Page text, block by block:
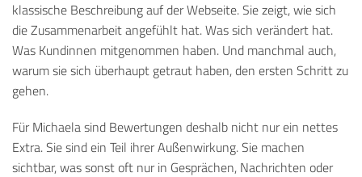
klassische Beschreibung auf der Webseite. Sie zeigt, wie sich
die Zusammenarbeit angefühlt hat. Was sich verändert hat.
Was Kundinnen mitgenommen haben. Und manchmal auch,
warum sie sich überhaupt getraut haben, den ersten Schritt zu
gehen.
Für Michaela sind Bewertungen deshalb nicht nur ein nettes
Extra. Sie sind ein Teil ihrer Außenwirkung. Sie machen
sichtbar, was sonst oft nur in Gesprächen, Nachrichten oder